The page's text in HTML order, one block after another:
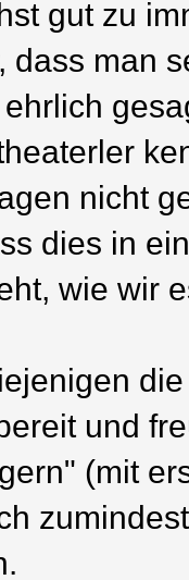
gut zu
dass man
nicht
dies in
wie wir
und
(mit